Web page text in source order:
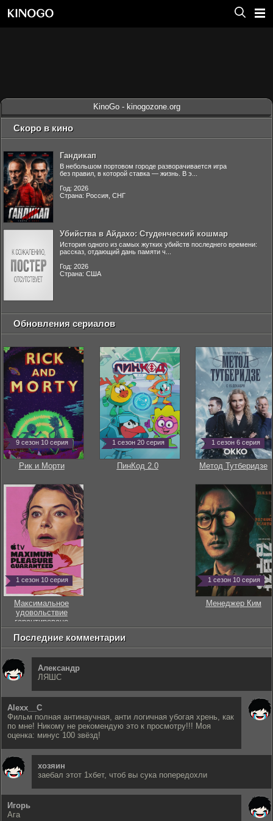
KinoGo - kinogozone.org
Скоро в кино
Гандикап
В небольшом портовом городе разворачивается игра
без правил, в которой ставка — жизнь. В э...
Год: 2026
Страна: Россия, СНГ
Убийства в Айдахо: Студенческий кошмар
История одного из самых жутких убийств последнего времени:
рассказ, отдающий дань памяти ч...
Год: 2026
Страна: США
Обновления сериалов
9 сезон 10 серия
Рик и Морти
1 сезон 20 серия
ПинКод 2.0
1 сезон 6 серия
Метод Тутберидзе
1 сезон 10 серия
Максимальное
удовольствие
гарантировано
1 сезон 10 серия
Менеджер Ким
Последние комментарии
Александр
ЛЯШС
Alexx__C
Фильм полная антинаучная, анти логичная убогая хрень, как
по мне! Никому не рекомендую это к просмотру!!! Моя
оценка: минус 100 звёзд!
хозяин
заебал этот 1хбет, чтоб вы сука попередохли
Игорь
Ага